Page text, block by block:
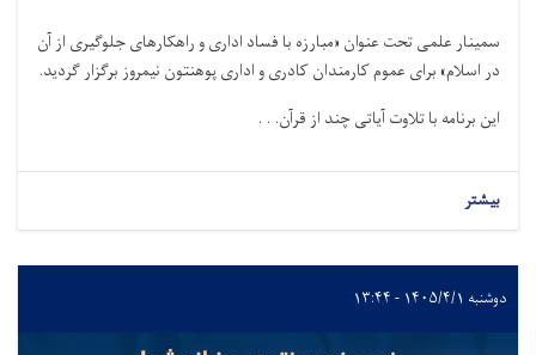
سمینار علمی تحت عنوان «مبارزه با فساد اداری و راهکارهای جلوگیری از آن
در اسلام» برای عموم کارمندان کادری و اداری پوهنتون نیمروز برگزار گردید.
این برنامه با تلاوت آیاتی چند از قرآن. . .
بیشتر
دوشنبه ۱۴۰۵/۴/۱ - ۱۳:۴۴